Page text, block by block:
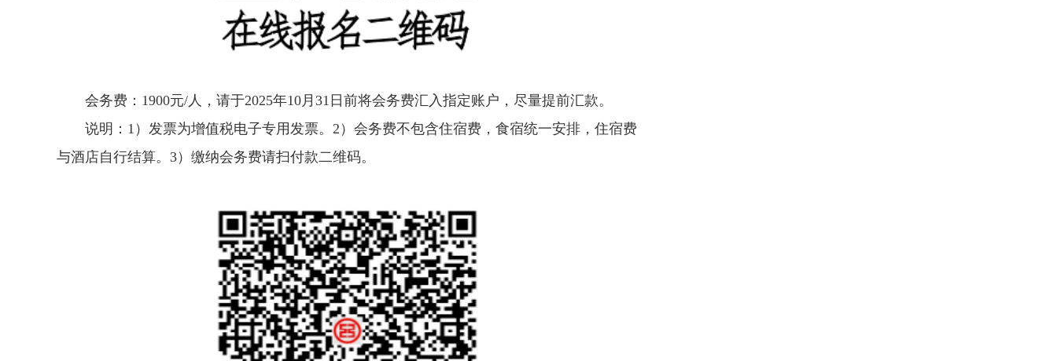
会务费：1900元/人，请于2025年10月31日前将会务费汇入指定账户，尽量提前汇款。
说明：1）发票为增值税电子专用发票。2）会务费不包含住宿费，食宿统一安排，住宿费
与酒店自行结算。3）缴纳会务费请扫付款二维码。